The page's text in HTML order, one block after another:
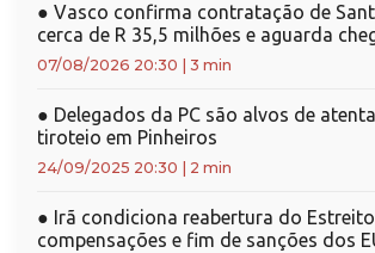
● Vasco confirma contratação de
cerca de R 35,5 milhões e aguarda
07/08/2026 20:30 3 min
● Delegados da PC são alvos de
tiroteio em Pinheiros
24/09/2025 20:30 2 min
● Irã condiciona reabertura do
compensações e fim de sanções dos